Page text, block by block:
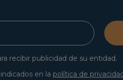
recibir publicidad de su entidad.
en la política de